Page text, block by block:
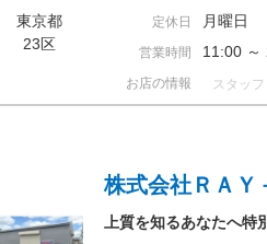
東京都
23区
定休日 月曜日
営業時間 11:00
お店の情報 スタッフ
株式会社ＲＡＹ
上質を知るあなたへ特